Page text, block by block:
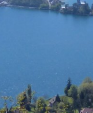
Intercommunalité
Emplois / Marchés
Finances